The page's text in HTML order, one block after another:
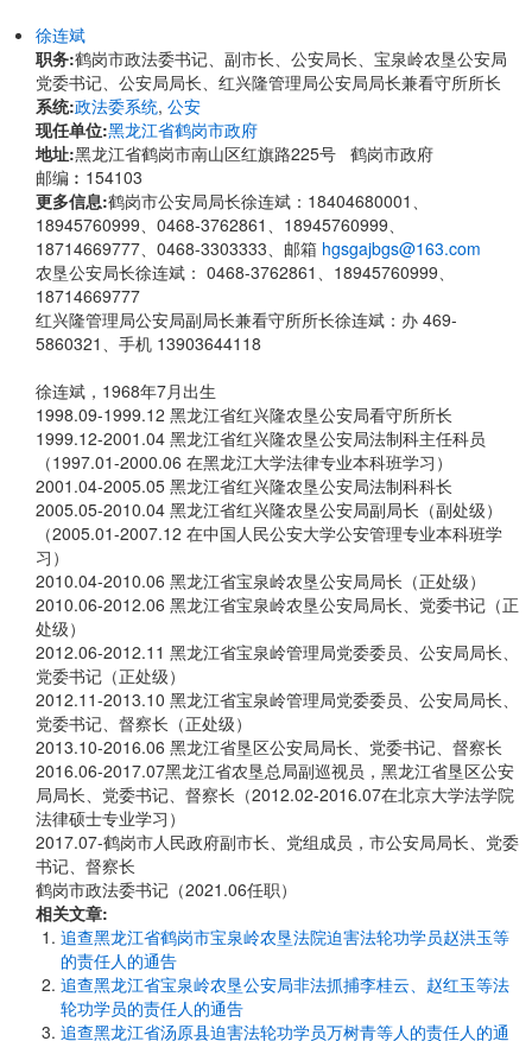
徐连斌
职务:鹤岗市政法委书记、副市长、公安局长、宝泉岭农垦公安局
党委书记、公安局局长、红兴隆管理局公安局局长兼看守所所长
系统:政法委系统, 公安
现任单位:黑龙江省鹤岗市政府
地址:黑龙江省鹤岗市南山区红旗路225号 鹤岗市政府
邮编︰154103
更多信息:鹤岗市公安局局长徐连斌：18404680001、
18945760999、0468-3762861、18945760999、
18714669777、0468-3303333、邮箱 hgsgajbgs@163.com
农垦公安局长徐连斌： 0468-3762861、18945760999、
18714669777
红兴隆管理局公安局副局长兼看守所所长徐连斌：办 469-
5860321、手机 13903644118
徐连斌， 1968年7月出生
1998.09-1999.12 黑龙江省红兴隆农垦公安局看守所所长
1999.12-2001.04 黑龙江省红兴隆农垦公安局法制科主任科员
（1997.01-2000.06 在黑龙江大学法律专业本科班学习）
2001.04-2005.05 黑龙江省红兴隆农垦公安局法制科科长
2005.05-2010.04 黑龙江省红兴隆农垦公安局副局长（副处级）
（2005.01-2007.12 在中国人民公安大学公安管理专业本科班学
习）
2010.04-2010.06 黑龙江省宝泉岭农垦公安局局长（正处级）
2010.06-2012.06 黑龙江省宝泉岭农垦公安局局长、党委书记（正
处级）
2012.06-2012.11 黑龙江省宝泉岭管理局党委委员、公安局局长、
党委书记（正处级）
2012.11-2013.10 黑龙江省宝泉岭管理局党委委员、公安局局长、
党委书记、督察长（正处级）
2013.10-2016.06 黑龙江省垦区公安局局长、党委书记、督察长
2016.06-2017.07黑龙江省农垦总局副巡视员，黑龙江省垦区公安
局局长、党委书记、督察长（2012.02-2016.07在北京大学法学院
法律硕士专业学习）
2017.07-鹤岗市人民政府副市长、党组成员，市公安局局长、党委
书记、督察长
鹤岗市政法委书记（2021.06任职）
相关文章:
追查黑龙江省鹤岗市宝泉岭农垦法院迫害法轮功学员赵洪玉等
的责任人的通告
追查黑龙江省宝泉岭农垦公安局非法抓捕李桂云、赵红玉等法
轮功学员的责任人的通告
追查黑龙江省汤原县迫害法轮功学员万树青等人的责任人的通